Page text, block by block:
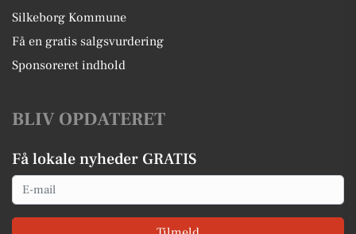
Silkeborg Kommune
Få en gratis salgsvurdering
Sponsoreret indhold
BLIV OPDATERET
Få lokale nyheder GRATIS
Email